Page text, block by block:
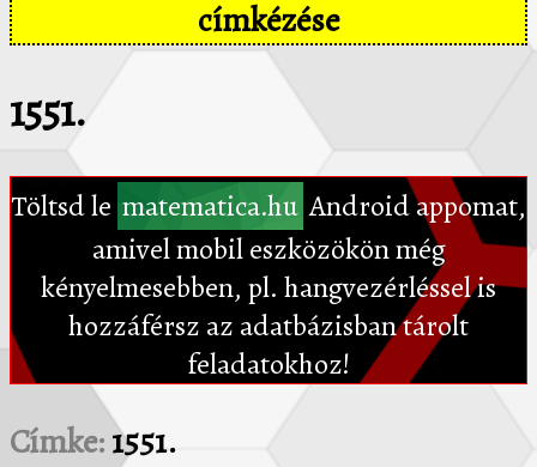
címkézése
1551.
Töltsd le matematica.hu Android appomat,
amivel mobil eszközökön még
kényelmesebben, pl. hangvezérléssel is
hozzáférsz az adatbázisban tárolt
feladatokhoz!
Címke:1551.